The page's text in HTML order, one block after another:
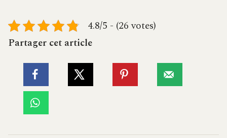
4.8/5 - (26 votes)
Partager cet article